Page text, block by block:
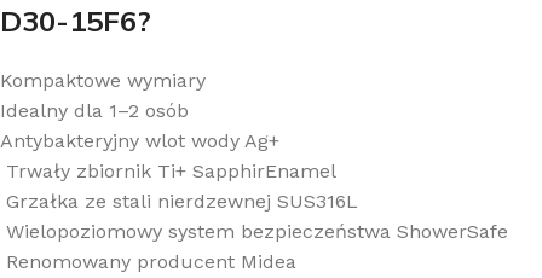
D30-15F6?
Kompaktowe wymiary
Idealny dla 1–2 osób
Antybakteryjny wlot wody Ag+
Trwały zbiornik Ti+ SapphirEnamel
Grzałka ze stali nierdzewnej SUS316L
Wielopoziomowy system bezpieczeństwa ShowerSafe
Renomowany producent Midea